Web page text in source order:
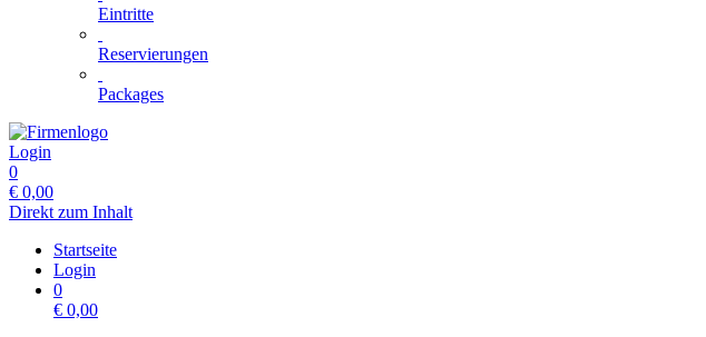
Eintritte
Reservierungen
Packages
Login
0
€ 0,00
Direkt zum Inhalt
Startseite
Login
0
€ 0,00